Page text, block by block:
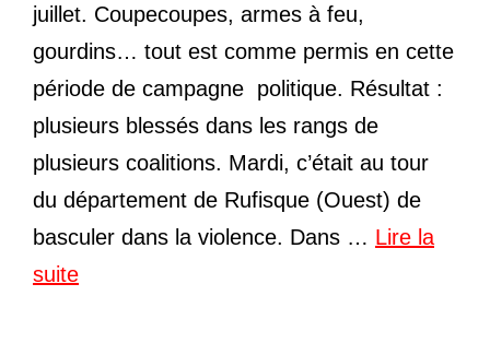
juillet. Coupecoupes, armes à feu,
gourdins… tout est comme permis en cette
période de campagne politique. Résultat :
plusieurs blessés dans les rangs de
plusieurs coalitions. Mardi, c’était au tour
du département de Rufisque (Ouest) de
basculer dans la violence. Dans … Lire la
suite